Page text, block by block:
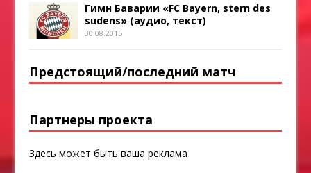
Гимн Баварии «FC Bayern, stern des
sudens» (аудио, текст)
30.08.2015
Предстоящий/последний матч
Партнеры проекта
Здесь может быть ваша реклама